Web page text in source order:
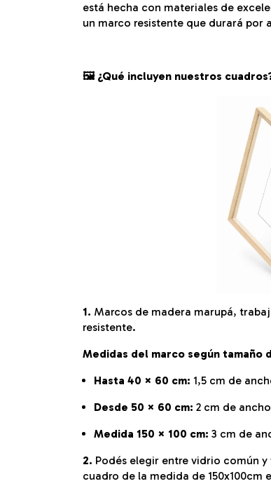
está hecha con materiales de
un marco resistente que durará por
🖼️ ¿Qué incluyen nuestros
1. Marcos de madera marupá,
resistente.
Medidas del marco según tamaño
Hasta 40 × 60 cm: 1,5 cm de
Desde 50 × 60 cm: 2 cm de
Medida 150 × 100 cm: 3 cm de
2. Podés elegir entre vidrio común
cuadro de la medida de 150x100cm